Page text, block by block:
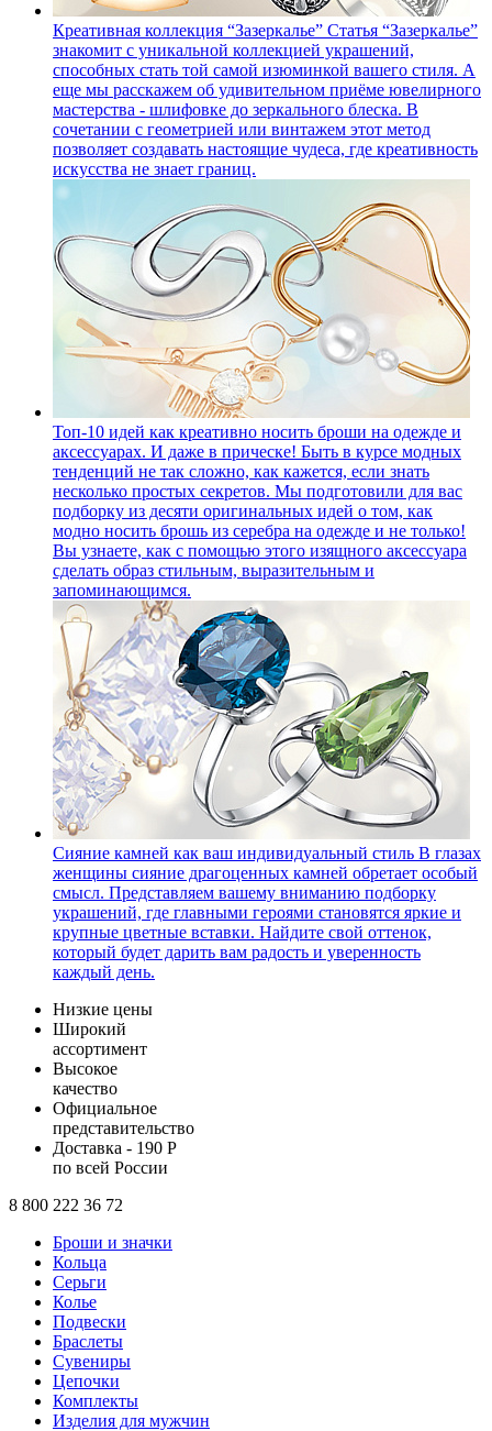
Креативная коллекция “Зазеркалье” Статья “Зазеркалье”
знакомит с уникальной коллекцией украшений,
способных стать той самой изюминкой вашего стиля. А
еще мы расскажем об удивительном приёме ювелирного
мастерства - шлифовке до зеркального блеска. В
сочетании с геометрией или винтажем этот метод
позволяет создавать настоящие чудеса, где креативность
искусства не знает границ.
Топ-10 идей как креативно носить броши на одежде и
аксессуарах. И даже в прическе! Быть в курсе модных
тенденций не так сложно, как кажется, если знать
несколько простых секретов. Мы подготовили для вас
подборку из десяти оригинальных идей о том, как
модно носить брошь из серебра на одежде и не только!
Вы узнаете, как с помощью этого изящного аксессуара
сделать образ стильным, выразительным и
запоминающимся.
Сияние камней как ваш индивидуальный стиль В глазах
женщины сияние драгоценных камней обретает особый
смысл. Представляем вашему вниманию подборку
украшений, где главными героями становятся яркие и
крупные цветные вставки. Найдите свой оттенок,
который будет дарить вам радость и уверенность
каждый день.
Низкие цены
Широкий
ассортимент
Высокое
качество
Официальное
представительство
Доставка - 190 Р
по всей России
8 800 222 36 72
Броши и значки
Кольца
Серьги
Колье
Подвески
Браслеты
Сувениры
Цепочки
Комплекты
Изделия для мужчин